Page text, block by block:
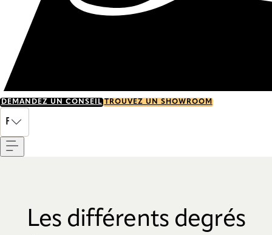
DEMANDEZ UN CONSEIL TROUVEZ UN SHOWROOM
FR
Les différents degrés